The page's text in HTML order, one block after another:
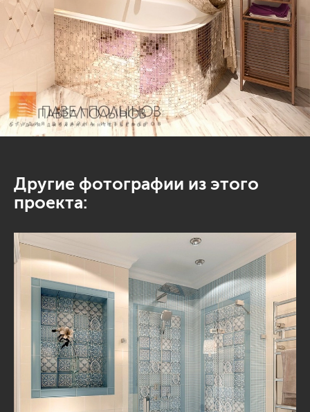
Другие фотографии из этого
проекта: